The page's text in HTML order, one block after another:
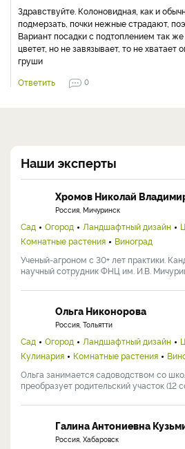
Здравствуйте. Колоновидная, как и
подмерзать, почки нежные страдают,
Вариант посадки с подтоплением так
цветет, но не завязывает, то не хватает
груши
Ответить
0
Наши эксперты
Хромов Николай
Россия, Мичуринск
Сад Огород Ландшафтный дизайн
Комнатные растения
Виноград
Ученый-агроном с 30+ лет практики.
научный сотрудник ФНЦ им. И.В.
Ольга Никонорова
Россия, Тольятти
Сад Огород Ландшафтный дизайн
Кулинария
Комнатные растения
Ольга занимается садоводством со
преобразует родительский участок (12
Галина Антониевна
Россия, Хабаровск